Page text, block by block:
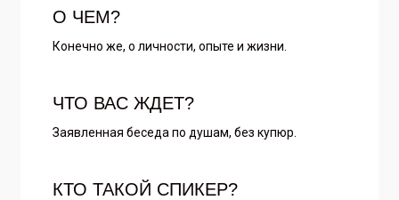
О ЧЕМ?
Конечно же, о личности, опыте и жизни.
ЧТО ВАС ЖДЕТ?
Заявленная беседа по душам, без купюр.
КТО ТАКОЙ СПИКЕР?